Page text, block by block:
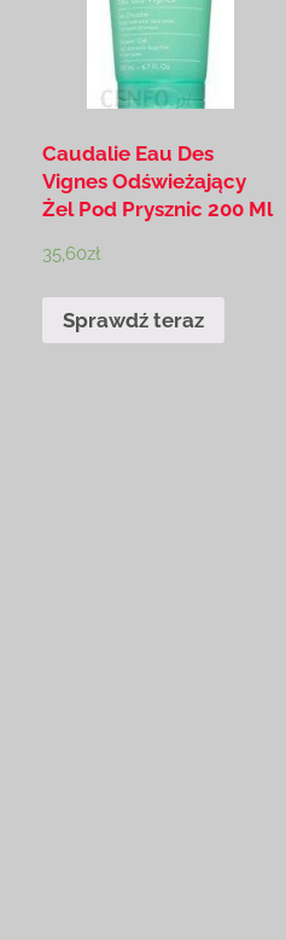
Caudalie Eau Des
Vignes Odświeżający
Żel Pod Prysznic 200 Ml
35,60zł
Sprawdź teraz